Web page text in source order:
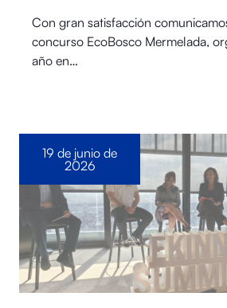
Con gran satisfacción
concurso EcoBosco Mermelada,
año en…
19 de junio de
2026